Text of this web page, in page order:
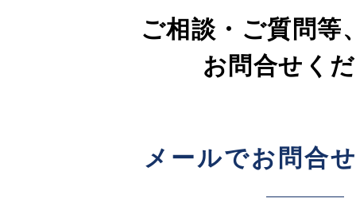
ご相談・ご質問等
お問合せく
メールでお問合